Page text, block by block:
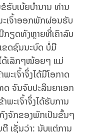
ຮັບເບ້ຍບຳນານ ທ່ານ
ະເຈົ້າອອກພັກຜ່ອນຮັບ
ກຽດທັງຫຼາຍທີ່ເຄົາລົບ
ຂດຊົນນະບົດ ບໍ່ມີ
ເລັກໆໜ້ອຍໆ ແມ່
ເຈົ້າຈຶ່ງໄດ້ມີໂອກາດ
ດ ຈົນຈົບປະລິນຍາເອກ
ພະເຈົ້າຈຶ່ງໄດ້ຮັບການ
ງຈັກຂອງພັກເປັນຂັ້ນໆ
ເຊັ່ນວ່າ: ນັບແຕ່ການ